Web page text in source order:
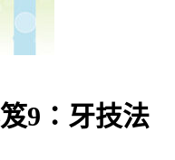
9：牙技法